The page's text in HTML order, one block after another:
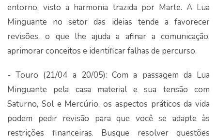
entorno, visto a harmonia trazida por Marte. A Lua
Minguante no setor das ideias tende a favorecer
revisões, o que lhe ajuda a afinar a comunicação,
aprimorar conceitos e identificar falhas de percurso.
- Touro (21/04 a 20/05): Com a passagem da Lua
Minguante pela casa material e sua tensão com
Saturno, Sol e Mercúrio, os aspectos práticos da vida
podem pedir revisão para que você se adapte às
restrições financeiras. Busque resolver questões